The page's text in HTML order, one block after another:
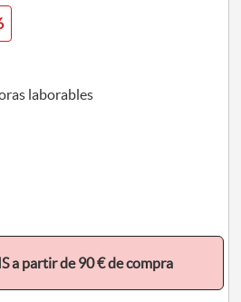
laborables
a partir de 90 € de compra